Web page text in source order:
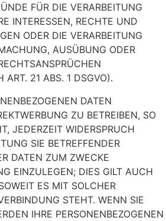
FÜR DIE VERARBEITUNG
INTERESSEN, RECHTE UND
ODER DIE VERARBEITUNG
AUSÜBUNG ODER
ART. 21 ABS. 1 DSGVO).
DATEN
ZU BETREIBEN, SO
JEDERZEIT WIDERSPRUCH
SIE BETREFFENDER
DATEN ZUM ZWECKE
EINZULEGEN; DIES GILT AUCH
ES MIT SOLCHER
STEHT. WENN SIE
IHRE PERSONENBEZOGENEN